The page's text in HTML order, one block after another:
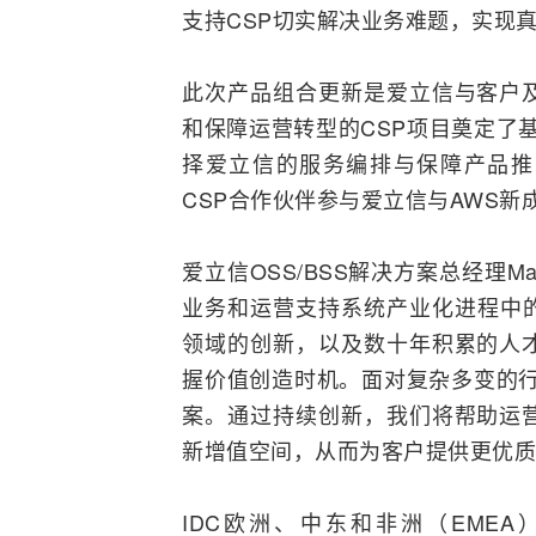
支持CSP切实解决业务难题，实现
此次产品组合更新是爱立信与客
和保障运营转型的CSP项目奠定了
择爱立信的服务编排与保障产品
CSP合作伙伴参与爱立信与AWS新
爱立信OSS/BSS解决方案总经理
业务和运营支持系统产业化进程
领域的创新，以及数十年积累的人
握价值创造时机。面对复杂多变的
案。通过持续创新，我们将帮助
新增值空间，从而为客户提供更优
IDC欧洲、中东和非洲（EMEA